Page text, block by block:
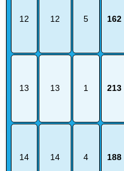
12 12 5 162
13 13 1 213
14 14 4 188